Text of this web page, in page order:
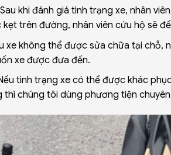
khi đánh giá tình trạng xe, nhân
kẹt trên đường, nhân viên cứu hộ sẽ
xe không thể được sửa chữa tại chỗ,
xe được đưa đến.
tình trạng xe có thể được khác
thì chúng tôi dùng phương tiện